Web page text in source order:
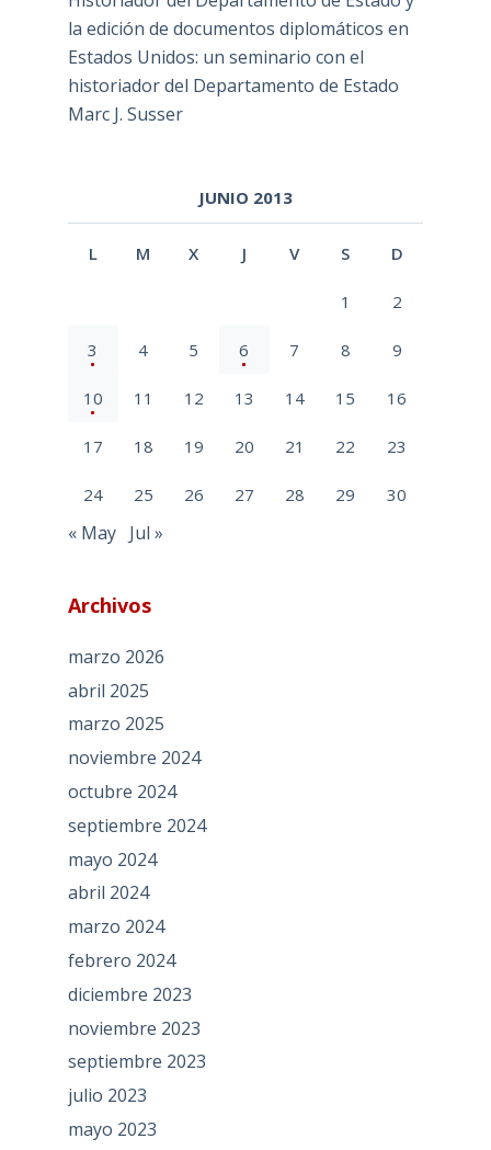
la edición de documentos diplomáticos en
Estados Unidos: un seminario con el
historiador del Departamento de Estado
Marc J. Susser
JUNIO 2013
L M X J V S D
1 2
3 4 5 6 7 8 9
10 11 12 13 14 15 16
17 18 19 20 21 22 23
24 25 26 27 28 29 30
« May Jul »
Archivos
marzo 2026
abril 2025
marzo 2025
noviembre 2024
octubre 2024
septiembre 2024
mayo 2024
abril 2024
marzo 2024
febrero 2024
diciembre 2023
noviembre 2023
septiembre 2023
julio 2023
mayo 2023